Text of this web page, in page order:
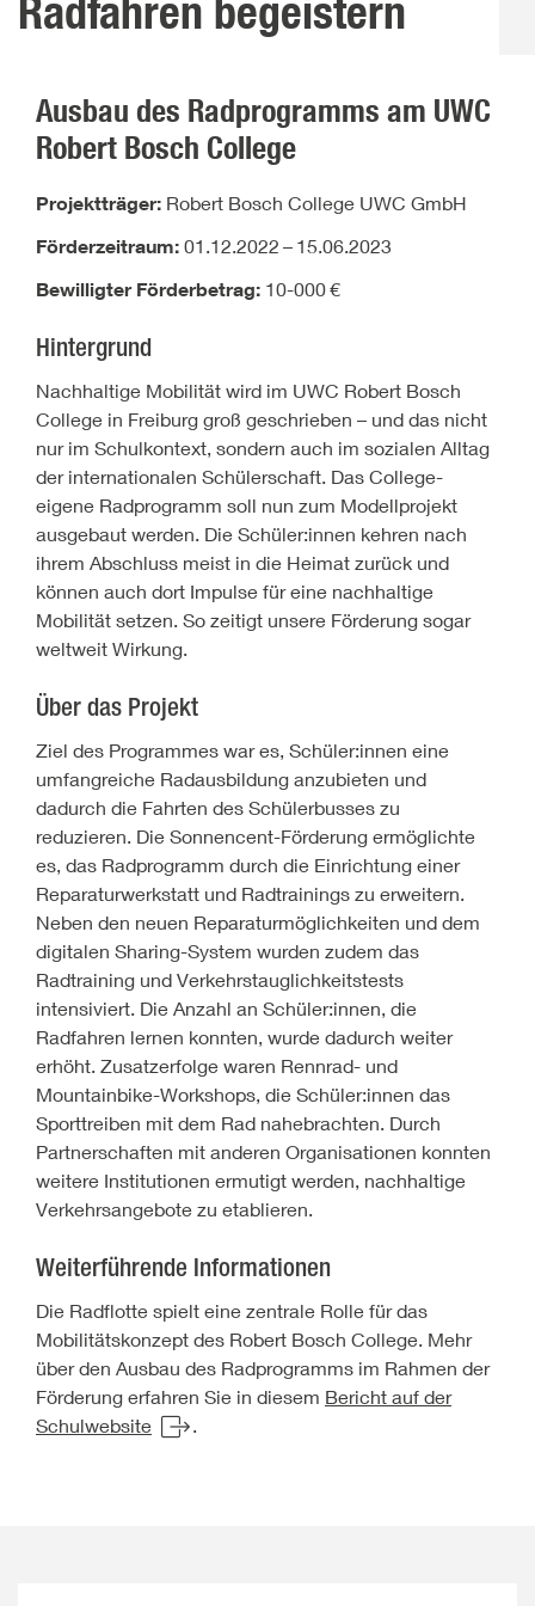
Radfahren begeistern
Ausbau des Radprogramms am UWC
Robert Bosch College
Projektträger: Robert Bosch College UWC GmbH
Förderzeitraum: 01.12.2022 – 15.06.2023
Bewilligter Förderbetrag: 10-000€
Hintergrund
Nachhaltige Mobilität wird im UWC Robert Bosch
College in Freiburg groß geschrieben – und das nicht
nur im Schulkontext, sondern auch im sozialen Alltag
der internationalen Schülerschaft. Das College-
eigene Radprogramm soll nun zum Modellprojekt
ausgebaut werden. Die Schüler:innen kehren nach
ihrem Abschluss meist in die Heimat zurück und
können auch dort Impulse für eine nachhaltige
Mobilität setzen. So zeitigt unsere Förderung sogar
weltweit Wirkung.
Über das Projekt
Ziel des Programmes war es, Schüler:innen eine
umfangreiche Radausbildung anzubieten und
dadurch die Fahrten des Schülerbusses zu
reduzieren. Die Sonnencent-Förderung ermöglichte
es, das Radprogramm durch die Einrichtung einer
Reparaturwerkstatt und Radtrainings zu erweitern.
Neben den neuen Reparaturmöglichkeiten und dem
digitalen Sharing-System wurden zudem das
Radtraining und Verkehrstauglichkeitstests
intensiviert. Die Anzahl an Schüler:innen, die
Radfahren lernen konnten, wurde dadurch weiter
erhöht. Zusatzerfolge waren Rennrad- und
Mountainbike-Workshops, die Schüler:innen das
Sporttreiben mit dem Rad nahebrachten. Durch
Partnerschaften mit anderen Organisationen konnten
weitere Institutionen ermutigt werden, nachhaltige
Verkehrsangebote zu etablieren.
Weiterführende Informationen
Die Radflotte spielt eine zentrale Rolle für das
Mobilitätskonzept des Robert Bosch College. Mehr
über den Ausbau des Radprogramms im Rahmen der
Förderung erfahren Sie in diesem Bericht auf der
Schulwebsite
.